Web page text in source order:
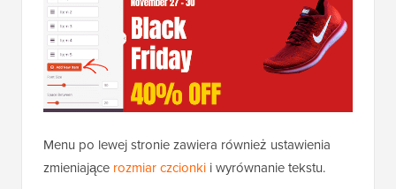
Menu po lewej stronie zawiera również ustawienia
zmieniające rozmiar czcionki i wyrównanie tekstu.